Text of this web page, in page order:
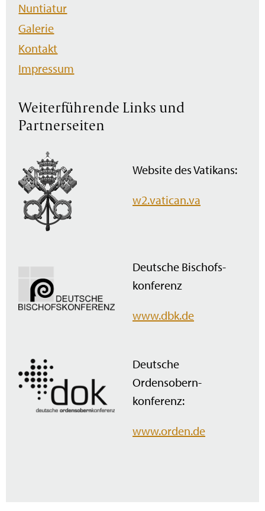
Nuntiatur
Galerie
Kontakt
Impressum
Weiterführende Links und
Partnerseiten
Website des Vatikans:
w2.vatican.va
Deutsche Bischofs­
konferenz
www.dbk.de
Deutsche
Ordensobern­
konferenz:
www.orden.de